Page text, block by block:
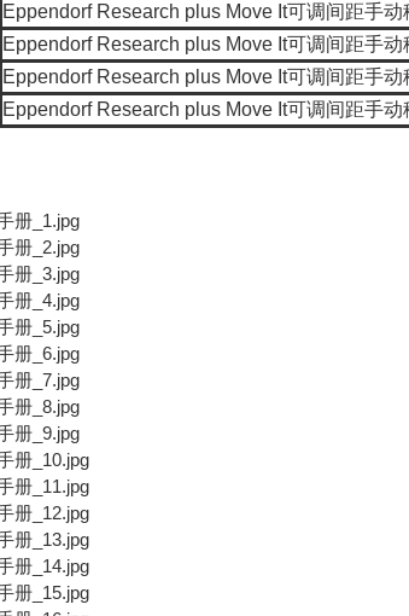
Eppendorf Research plus Move It可调间距手
Eppendorf Research plus Move It可调间距手
Eppendorf Research plus Move It可调间距手
Eppendorf Research plus Move It可调间距手